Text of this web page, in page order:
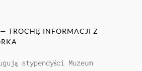
— TROCHĘ INFORMACJI Z
stypendyści Muzeum